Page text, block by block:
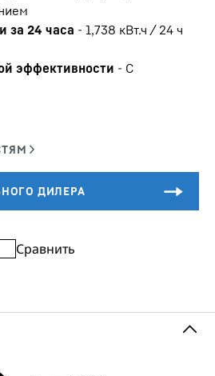
за 24 часа - 1,738 кВт.ч / 24 ч
эффективности - C
Сравнить